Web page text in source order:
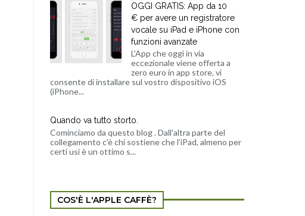
OGGI GRATIS: App da 10
€ per avere un registratore
vocale su iPad e iPhone con
funzioni avanzate
L'App che oggi in via
eccezionale viene offerta a
zero euro in app store, vi
consente di installare sul vostro dispositivo iOS
(iPhone...
Quando va tutto storto.
Cominciamo da questo blog . Dall'altra parte del
collegamento c'è chi sostiene che l'iPad, almeno per
certi usi è un ottimo s...
COS'È L'APPLE CAFFÈ?